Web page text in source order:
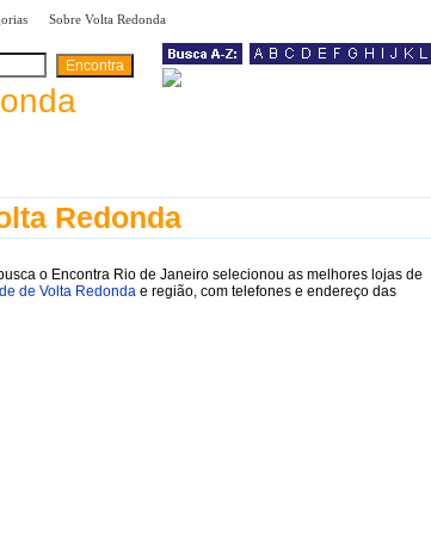
Sobre Volta Redonda
Redonda
o Encontra Rio de Janeiro selecionou as melhores lojas de
de Volta Redonda e região, com telefones e endereço das